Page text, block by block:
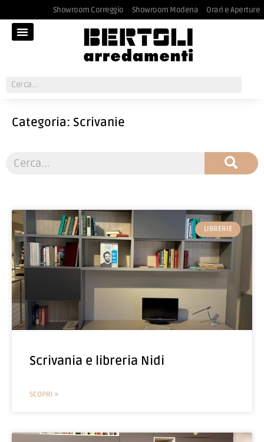
Showroom Correggio Showroom Modena Orari e Aperture
Categoria: Scrivanie
LIBRERIE
Scrivania e libreria Nidi
SCOPRI »